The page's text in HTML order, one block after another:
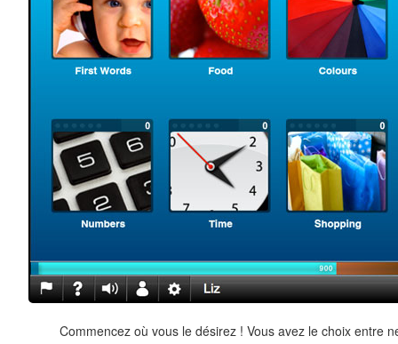
Commencez où vous le désirez ! Vous avez le choix entre